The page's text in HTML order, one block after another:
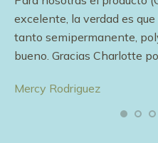
excelente, la verdad es
tanto semipermanente,
bueno. Gracias Charlotte
Mercy Rodriguez